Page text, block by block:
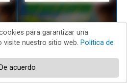
que se abre, seleccione la
para garantizar una
visite nuestro sitio web. Política de
De acuerdo